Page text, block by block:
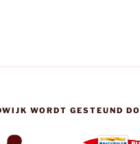
WORDT GESTEUND